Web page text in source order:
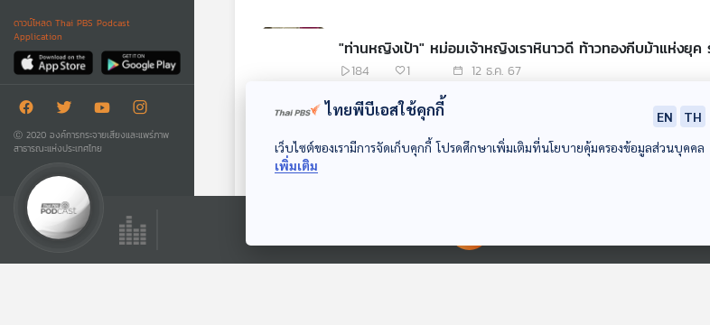
ดาวน์โหลด Thai PBS Podcast
Application
Ⓒ 2020 องค์การกระจายเสียงและแพร่ภาพ
สาธารณะแห่งประเทศไทย
"ท่านหญิงเป้า" หม่อมเจ้าหญิงเราหินาวดี ท้าวทองกีบม้าแห่งยุค
184 1 12 ธ.ค. 67
“ลูกแก้ว” ในพระวิมาดาเธอฯ ซังกุงสูงสุดแห่งราชสำนักสยาม
33 1 28 พ.ย. 67
ไทยพีบีเอสใช้คุกกี้ EN
TH
เว็บไซต์ของเรามีการจัดเก็บคุกกี้ โปรดศึกษาเพิ่มเติมที่นโยบายคุ้มครองข้อมูลส่วนบุคคล
เพิ่มเติม